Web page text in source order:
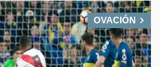
OVACIÓN